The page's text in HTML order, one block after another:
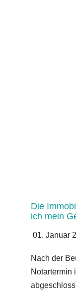
Die
ich mein
01. Januar
Nach der
Notartermin